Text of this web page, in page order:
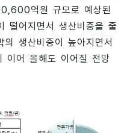
억원 규모로 예상된
떨어지면서 생산비중을 줄
생산비중이 높아지면서
이어 올해도 이어질 전망